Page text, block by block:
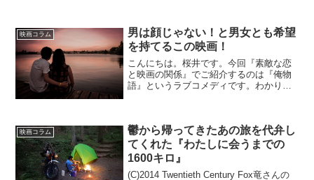
映画コラム
男は顔じゃない！と男女とも希望
を持てるこの映画！
こんにちは。桜井です。今回『素敵な恋
と映画の関係』でご紹介するのは『俺物
語』というラブコメディです。わかりや
かし、この物語は違います...
映画コラム
鬱から帰ってきたあの旅を代弁し
てくれた『わたしに会うまでの
1600キロ』
(C)2014 Twentieth Century Fox竜さんの